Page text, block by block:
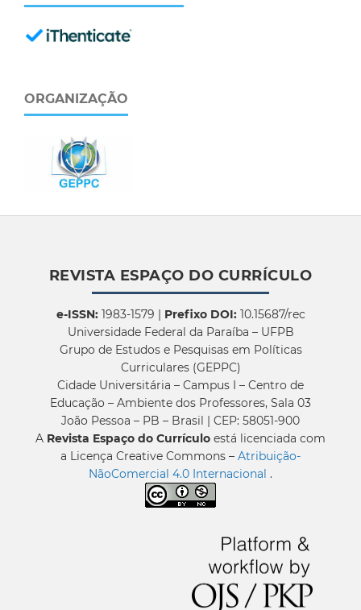
ORGANIZAÇÃO
REVISTA ESPAÇO DO CURRÍCULO
e-ISSN:1983-1579 | Prefixo DOI:10.15687/rec
Universidade Federal da Paraíba – UFPB
Grupo de Estudos e Pesquisas em Políticas
Curriculares (GEPPC)
Cidade Universitária – Campus I – Centro de
Educação – Ambiente dos Professores, Sala 03
João Pessoa – PB – Brasil | CEP: 58051-900
A Revista Espaço do Currículo está licenciada com
a Licença Creative Commons – Atribuição-
NãoComercial 4.0 Internacional .